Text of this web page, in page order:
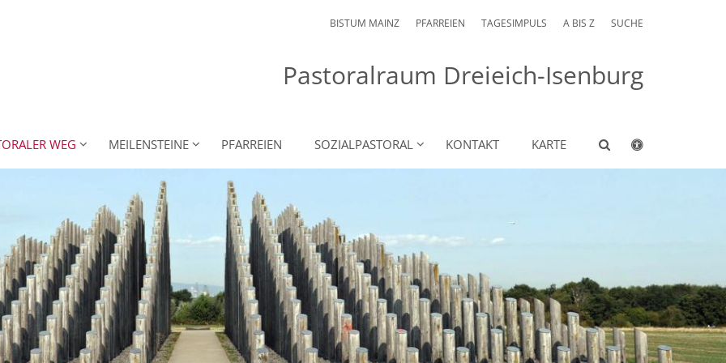
BISTUM MAINZ PFARREIEN TAGESIMPULS A BIS Z SUCHE
Pastoralraum Dreieich-Isenburg
WEG MEILENSTEINE PFARREIEN SOZIALPASTORAL KONTAKT KARTE